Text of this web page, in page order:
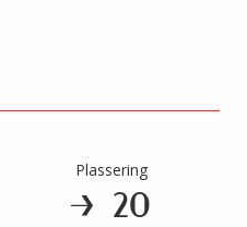
Plassering
20